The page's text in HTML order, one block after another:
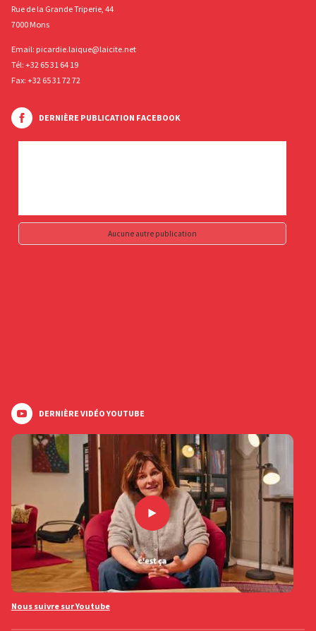
Rue de la Grande Triperie, 44
7000 Mons
Email: picardie.laique@laicite.net
Tél: +32 65 31 64 19
Fax: +32 65 31 72 72
DERNIÈRE PUBLICATION FACEBOOK
Aucune autre publication
DERNIÈRE VIDÉO YOUTUBE
Nous suivre sur Youtube